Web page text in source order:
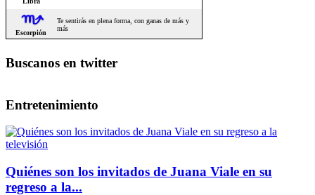
Buscanos en twitter
Entretenimiento
Quiénes son los invitados de Juana Viale en su
regreso a la...